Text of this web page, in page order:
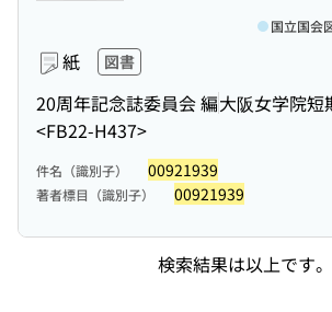
紙 図書
20周年記念誌委員会 編大阪女学院短
<FB22-H437>
国立国会
件名（識別子） 00921939
著者標目（識別子） 00921939
検索結果は以上です。